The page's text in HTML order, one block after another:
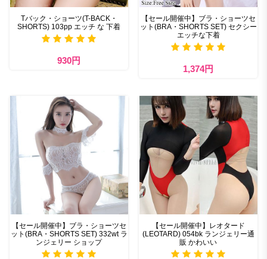
Tバック・ショーツ(T-BACK・
SHORTS) 103pp エッチ な 下着
930円
【セール開催中】ブラ・ショーツセ
ット(BRA・SHORTS SET) セクシー
エッチな下着
1,374円
【セール開催中】ブラ・ショーツセ
ット(BRA・SHORTS SET) 332wt ラ
ンジェリー ショップ
【セール開催中】レオタード
(LEOTARD) 054bk ランジェリー通
販 かわいい